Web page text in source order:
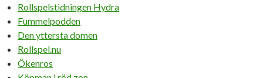
Rollspelstidningen Hydra
Fummelpodden
Den yttersta domen
Rollspel.nu
Ökenros